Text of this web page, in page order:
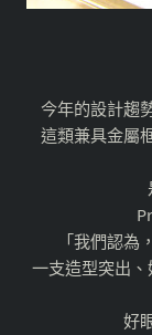
今年的設計趨
這類兼具金屬
「我們認為
一支造型突出
好